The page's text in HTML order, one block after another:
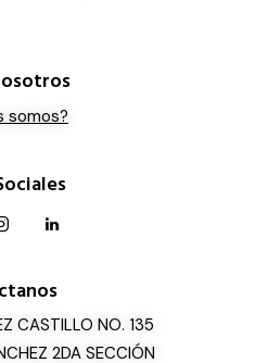
somos?
CASTILLO NO. 135
2DA SECCIÓN